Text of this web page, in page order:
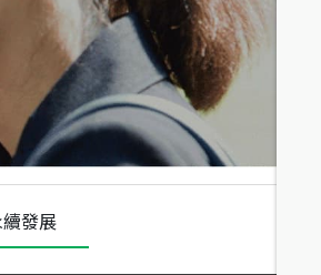
發展